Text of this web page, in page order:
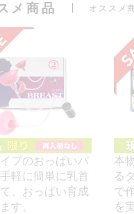
メ商品 オススメ
プのおっぱいバ
軽に簡単に乳首
、おっぱい育成
す。
本
る
で
を